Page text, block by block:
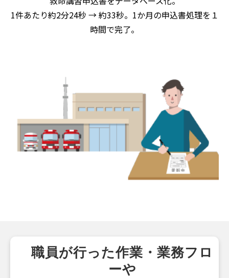
1件あたり約2分24秒 → 約33秒。1か月の申込書処理を１
時間で完了。
職員が行った作業・業務フロ
ーや